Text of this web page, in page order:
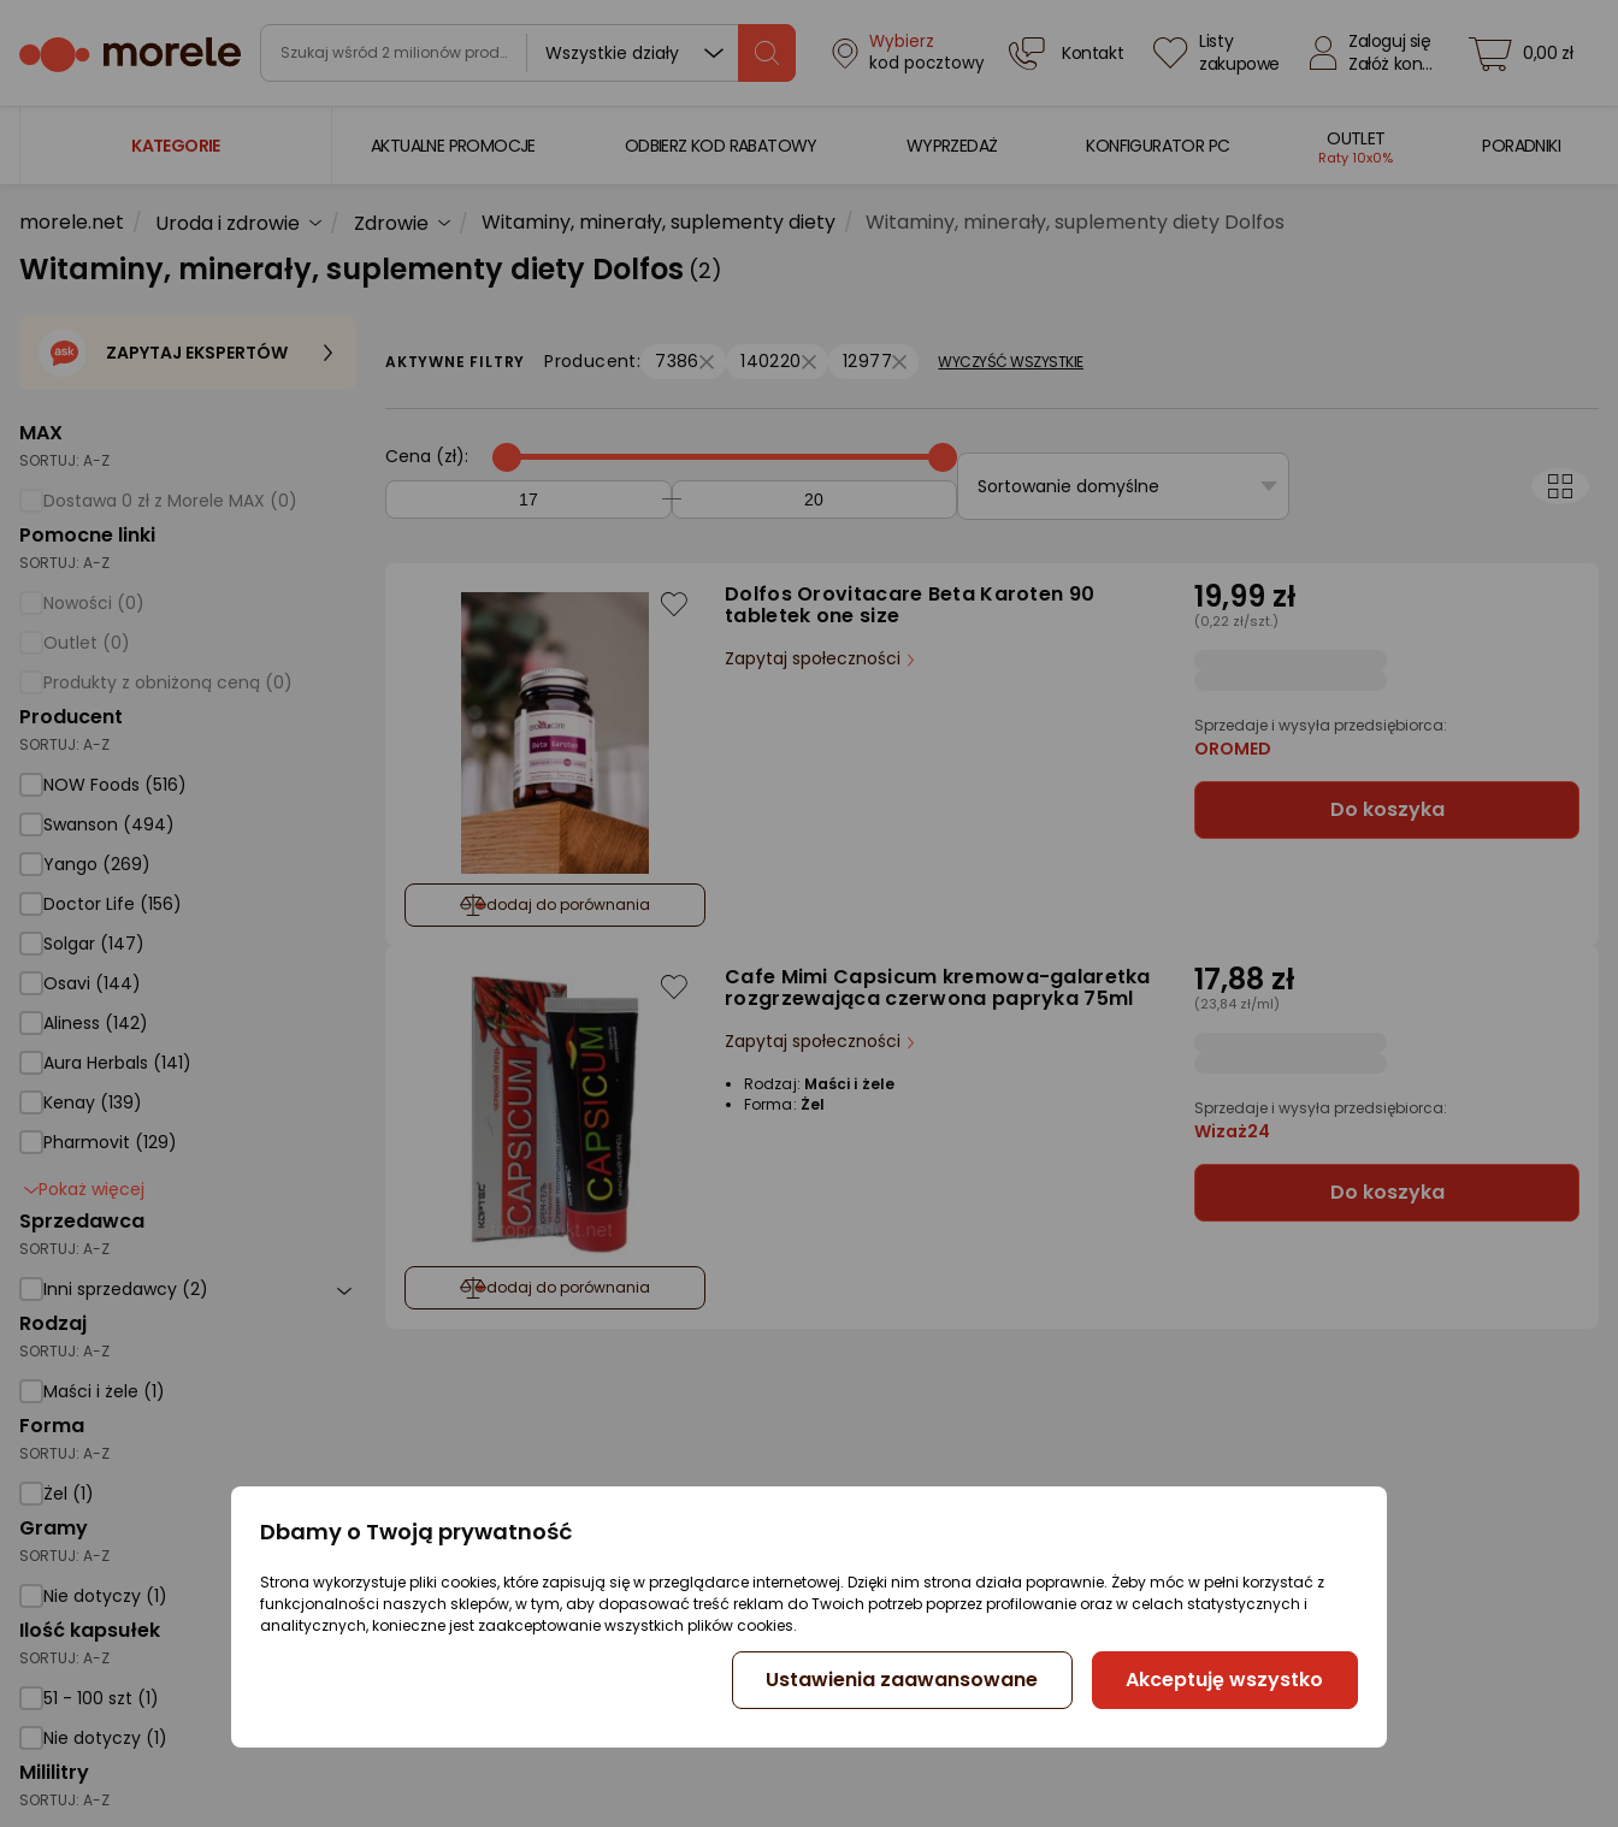
Wszystkie działy
Wybierz
kod pocztowy
Kontakt
Listy
zakupowe
Zaloguj się
Załóż konto
0,00 zł
KATEGORIE
Laptopy
Komputery
Gaming
Foto i kamery
AGD duże
Biuro i firma
Sport i turystyka
Supermarket
Strefa marek
AKTUALNE PROMOCJE ODBIERZ KOD RABATOWY WYPRZEDAŻ KONFIGURATOR PC OUTLET
Raty 10x0%
PORADNIKI
morele.net Uroda i zdrowie Zdrowie Witaminy, minerały, suplementy diety Witaminy, minerały, suplementy diety Dolfos
Witaminy, minerały, suplementy diety Dolfos (2)
MAX
SORTUJ: A-Z
Dostawa 0 zł z Morele MAX (0)
Pomocne linki
SORTUJ: A-Z
Nowości (0)
Outlet (0)
Produkty z obniżoną ceną (0)
Producent
SORTUJ: A-Z
NOW Foods (516)
Swanson (494)
Yango (269)
Doctor Life (156)
Solgar (147)
Osavi (144)
Aliness (142)
Aura Herbals (141)
Kenay (139)
Pharmovit (129)
Pokaż więcej
Sprzedawca
SORTUJ: A-Z
Inni sprzedawcy (2)
Rodzaj
SORTUJ: A-Z
Maści i żele (1)
Forma
SORTUJ: A-Z
Żel (1)
Gramy
SORTUJ: A-Z
Nie dotyczy (1)
Ilość kapsułek
SORTUJ: A-Z
51 - 100 szt (1)
Nie dotyczy (1)
Mililitry
SORTUJ: A-Z
ZAPYTAJ EKSPERTÓW AKTYWNE FILTRY Producent: 7386 140220 12977 WYCZYŚĆ WSZYSTKIE
Cena (zł):
Sortowanie domyślne
dodaj do porównania
Dolfos Orovitacare Beta Karoten 90
tabletek one size
Zapytaj społeczności
19,99 zł
(0,22 zł/szt.)
Sprzedaje i wysyła przedsiębiorca:
OROMED
Do koszyka
dodaj do porównania
Cafe Mimi Capsicum kremowa-galaretka
rozgrzewająca czerwona papryka 75ml
Zapytaj społeczności
Rodzaj: Maści i żele
Forma: Żel
17,88 zł
(23,84 zł/ml)
Sprzedaje i wysyła przedsiębiorca:
Wizaż24
Do koszyka
Dbamy o Twoją prywatność
Strona wykorzystuje pliki cookies, które zapisują się w przeglądarce internetowej. Dzięki nim strona działa poprawnie. Żeby móc w pełni korzystać z
funkcjonalności naszych sklepów, w tym, aby dopasować treść reklam do Twoich potrzeb poprzez profilowanie oraz w celach statystycznych i
analitycznych, konieczne jest zaakceptowanie wszystkich plików cookies.
Ustawienia zaawansowane Akceptuję wszystko